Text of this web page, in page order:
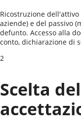
Ricostruzione
aziende) e del passivo
defunto. Accesso alla
conto, dichiarazione di
2
Scelta